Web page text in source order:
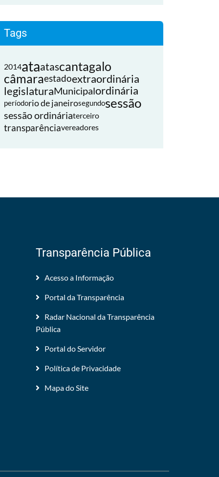
Tags
2014ataatascantagalo
câmaraestadoextraordinária
legislaturaMunicipalordinária
períodorio de janeirosegundosessão
sessão ordináriaterceiro
transparênciavereadores
Transparência Pública
Acesso a Informação
Portal da Transparência
Radar Nacional da Transparência
Pública
Portal do Servidor
Política de Privacidade
Mapa do Site